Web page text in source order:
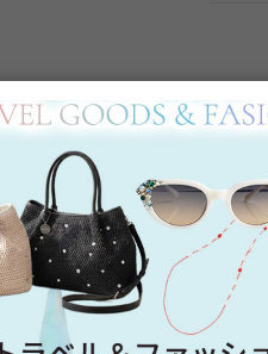
Category
アイテムカテゴリー